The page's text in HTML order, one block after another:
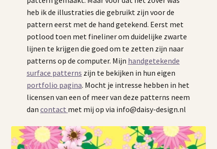
heb ik de illustraties die gebruikt zijn voor de
pattern eerst met de hand getekend. Eerst met
potlood toen met fineliner om duidelijke zwarte
lijnen te krijgen die goed om te zetten zijn naar
patterns op de computer. Mijn handgetekende
surface patterns zijn te bekijken in hun eigen
portfolio pagina. Mocht je intresse hebben in het
licensen van een of meer van deze patterns neem
dan contact met mij op via info@daisy-design.nl